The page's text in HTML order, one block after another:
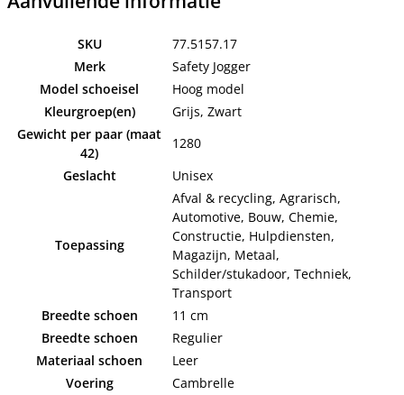
SKU
77.5157.17
Merk
Safety Jogger
Model schoeisel
Hoog model
Kleurgroep(en)
Grijs, Zwart
Gewicht per paar (maat
42)
1280
Geslacht
Unisex
Toepassing
Afval & recycling, Agrarisch,
Automotive, Bouw, Chemie,
Constructie, Hulpdiensten,
Magazijn, Metaal,
Schilder/stukadoor, Techniek,
Transport
Breedte schoen
11 cm
Breedte schoen
Regulier
Materiaal schoen
Leer
Voering
Cambrelle